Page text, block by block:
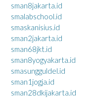
sman8jakarta.id
smalabschool.id
smaskanisius.id
sman2jakarta.id
sman68jkt.id
sman8yogyakarta.id
smasungguldel.id
sman1jogja.id
sman28dkijakarta.id